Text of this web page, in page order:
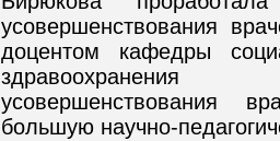
усовершенствования
доцентом кафедры
здравоохранения
усовершенствования
большую научно-